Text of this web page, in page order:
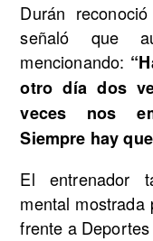
Durán
señaló que
mencionando:
otro día dos
veces nos
Siempre hay
El entrenador
mental
frente a